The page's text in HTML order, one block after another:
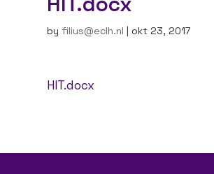
byfilius@eclh.nl |okt 23, 2017
HIT.docx